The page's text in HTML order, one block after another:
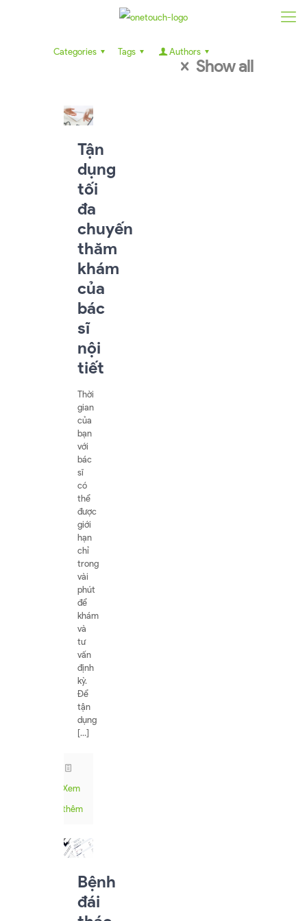
Categories Tags Authors
Show all
Tận
dụng
tối
đa
chuyến
thăm
khám
của
bác
sĩ
nội
tiết
Thời
gian
của
bạn
với
bác
sĩ
có
thể
được
giới
hạn
chỉ
trong
vài
phút
để
khám
và
tư
vấn
định
kỳ.
Để
tận
dụng
[…]
Xem
thêm
Bệnh
đái